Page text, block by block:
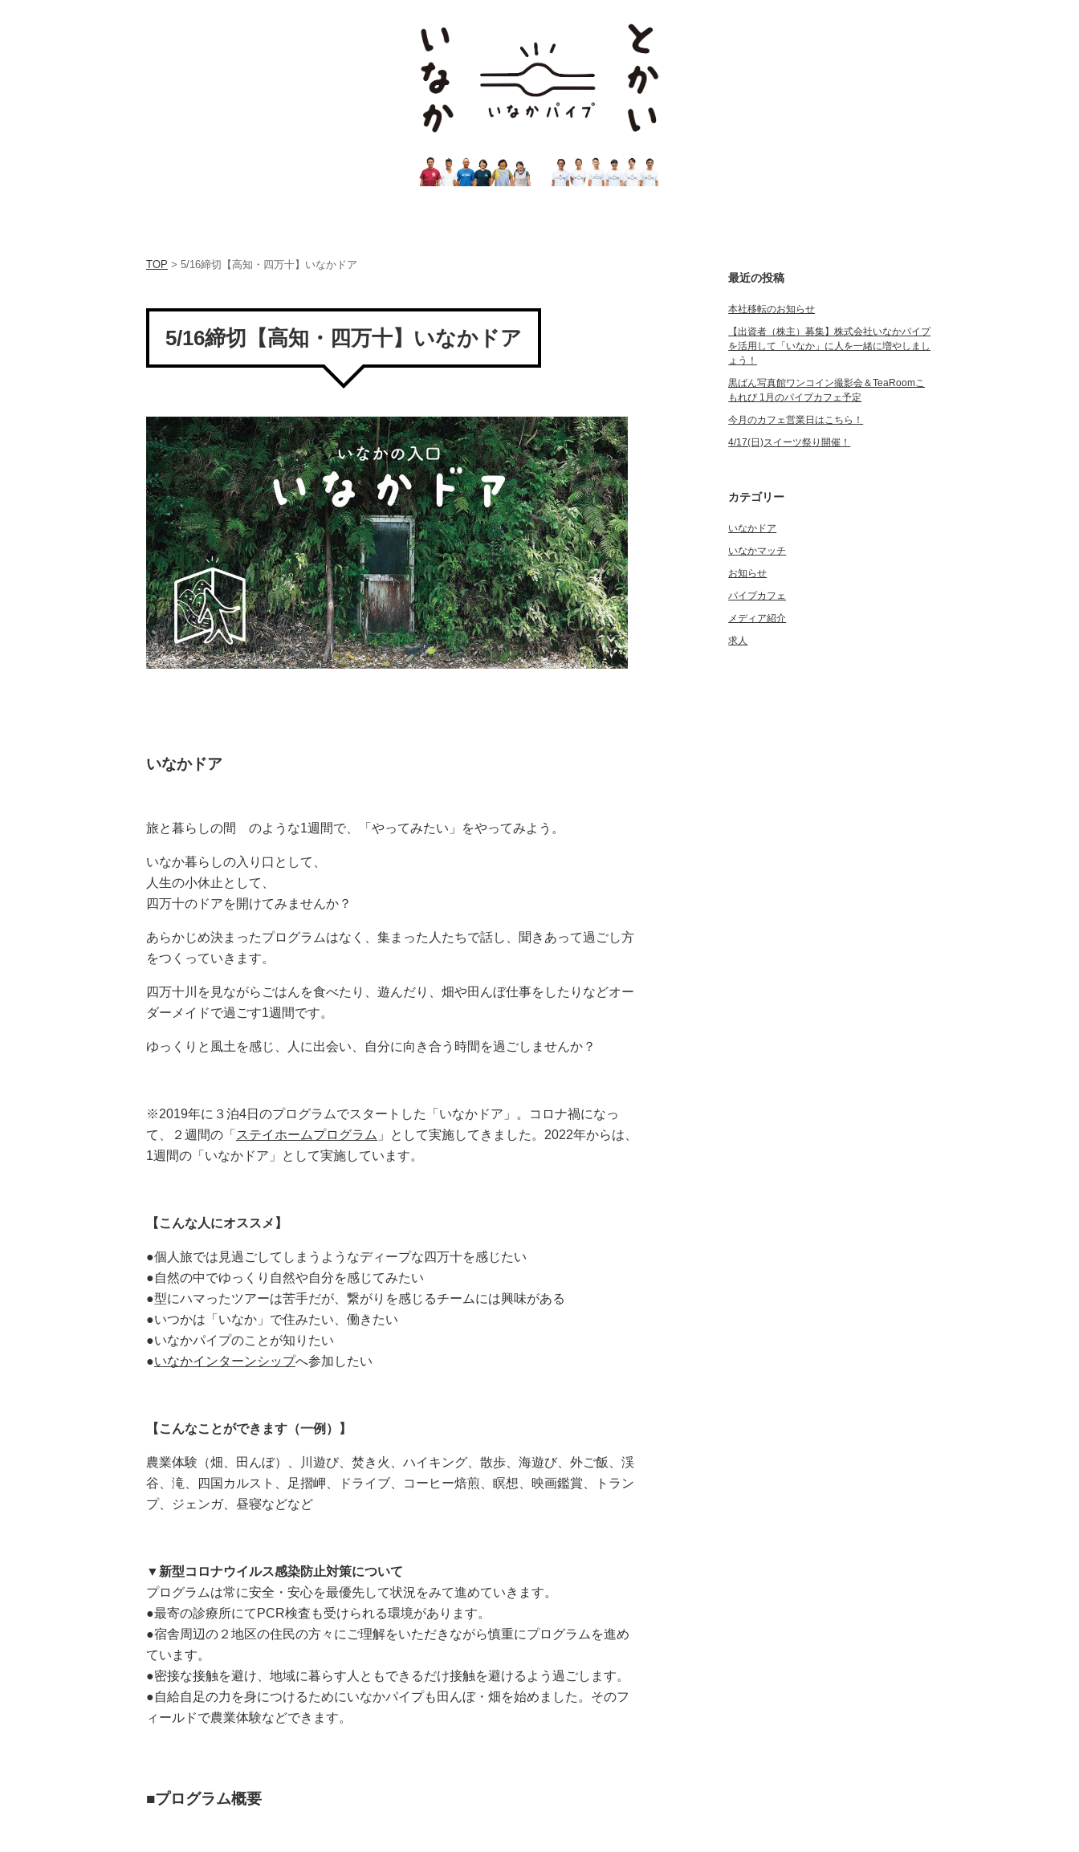
TOP > 5/16締切【高知・四万十】いなかドア
5/16締切【高知・四万十】いなかドア
いなかドア
旅と暮らしの間 のような1週間で、「やってみたい」をやってみよう。
いなか暮らしの入り口として、
人生の小休止として、
四万十のドアを開けてみませんか？
あらかじめ決まったプログラムはなく、集まった人たちで話し、聞きあって過ごし方
をつくっていきます。
四万十川を見ながらごはんを食べたり、遊んだり、畑や田んぼ仕事をしたりなどオー
ダーメイドで過ごす1週間です。
ゆっくりと風土を感じ、人に出会い、自分に向き合う時間を過ごしませんか？
※2019年に３泊4日のプログラムでスタートした「いなかドア」。コロナ禍になっ
て、２週間の「 ステイホームプログラム 」として実施してきました。2022年からは、
1週間の「いなかドア」として実施しています。
【こんな人にオススメ】
●個人旅では見過ごしてしまうようなディープな四万十を感じたい
●自然の中でゆっくり自然や自分を感じてみたい
●型にハマったツアーは苦手だが、繋がりを感じるチームには興味がある
●いつかは「いなか」で住みたい、働きたい
●いなかパイプのことが知りたい
●いなかインターンシップへ参加したい
【こんなことができます（一例）】
農業体験（畑、田んぼ）、川遊び、焚き火、ハイキング、散歩、海遊び、外ご飯、渓
谷、滝、四国カルスト、足摺岬、ドライブ、コーヒー焙煎、瞑想、映画鑑賞、トラン
プ、ジェンガ、昼寝などなど
▼新型コロナウイルス感染防止対策について
プログラムは常に安全・安心を最優先して状況をみて進めていきます。
●最寄の診療所にてPCR検査も受けられる環境があります。
●宿舎周辺の２地区の住民の方々にご理解をいただきながら慎重にプログラムを進め
ています。
●密接な接触を避け、地域に暮らす人ともできるだけ接触を避けるよう過ごします。
●自給自足の力を身につけるためにいなかパイプも田んぼ・畑を始めました。そのフ
ィールドで農業体験などできます。
■プログラム概要
最近の投稿
本社移転のお知らせ
【出資者（株主）募集】株式会社いなかパイプ
を活用して「いなか」に人を一緒に増やしまし
ょう！
黒ばん写真館ワンコイン撮影会＆TeaRoomこ
もれび 1月のパイプカフェ予定
今月のカフェ営業日はこちら！
4/17(日)スイーツ祭り開催！
カテゴリー
いなかドア
いなかマッチ
お知らせ
パイプカフェ
メディア紹介
求人